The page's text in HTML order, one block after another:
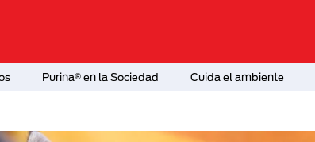
Purina® en la Sociedad Cuida el ambiente